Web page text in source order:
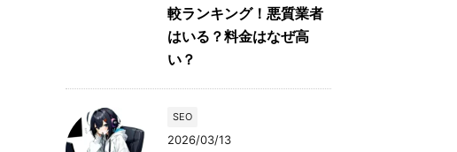
較ランキング！悪質業者
はいる？料金はなぜ高
い？
SEO
2026/03/13